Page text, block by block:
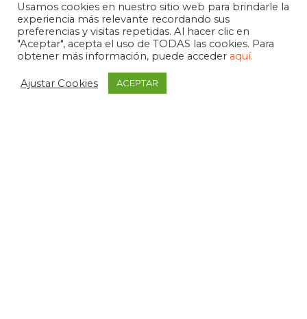
Usamos cookies en nuestro sitio web para brindarle la
experiencia más relevante recordando sus
preferencias y visitas repetidas. Al hacer clic en
"Aceptar", acepta el uso de TODAS las cookies. Para
obtener más información, puede acceder aquí.
Ajustar Cookies ACEPTAR